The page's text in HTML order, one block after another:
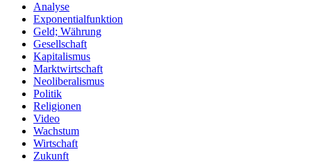
Analyse
Exponentialfunktion
Geld; Währung
Gesellschaft
Kapitalismus
Marktwirtschaft
Neoliberalismus
Politik
Religionen
Video
Wachstum
Wirtschaft
Zukunft